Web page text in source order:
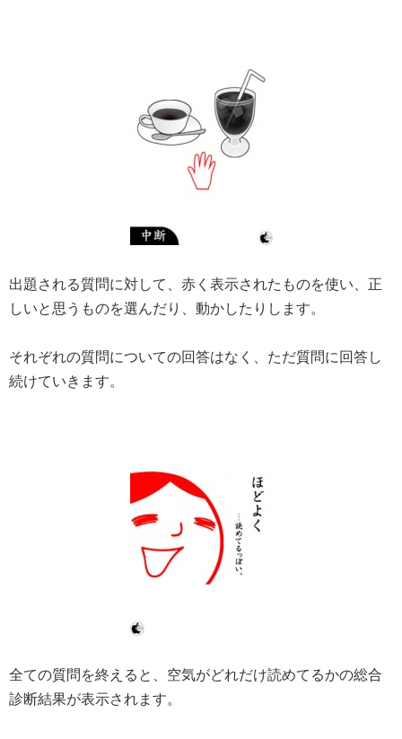
出題される質問に対して、赤く表示されたものを使い、正
しいと思うものを選んだり、動かしたりします。
それぞれの質問についての回答はなく、ただ質問に回答し
続けていきます。
全ての質問を終えると、空気がどれだけ読めてるかの総合
診断結果が表示されます。